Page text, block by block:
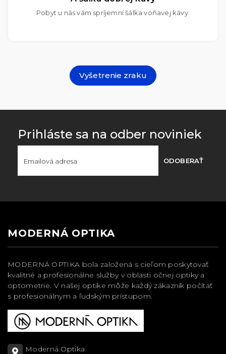
Pobyt u nás vám spríjemní šálka voňavej kávy.
Vyšetrenie zraku
Prihláste sa na odber noviniek
ODOBERAŤ
MODERNÁ OPTIKA
MODERNÁ OPTIKA bola založená s cieľom poskytovať
kvalitné a profesionálne služby v oblasti očnej optiky a
optometrie. V našej optike môže každý zákazník počítať
s profesionálnym a ľudským prístupom.
Moderná Optika